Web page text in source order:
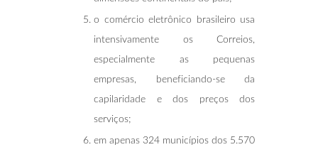
o comércio eletrônico brasileiro usa
intensivamente os Correios,
especialmente as pequenas
empresas, beneficiando-se da
capilaridade e dos preços dos
serviços;
em apenas 324 municípios dos 5.570